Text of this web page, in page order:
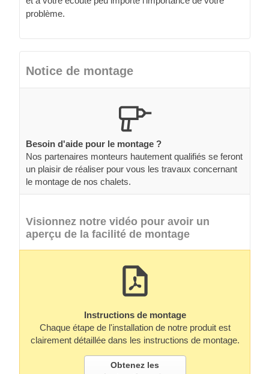
problème.
Notice de montage
Besoin d'aide pour le montage ?
Nos partenaires monteurs hautement qualifiés se feront
un plaisir de réaliser pour vous les travaux concernant
le montage de nos chalets.
Visionnez notre vidéo pour avoir un
aperçu de la facilité de montage
Instructions de montage
Chaque étape de l'installation de notre produit est
clairement détaillée dans les instructions de montage.
Obtenez les